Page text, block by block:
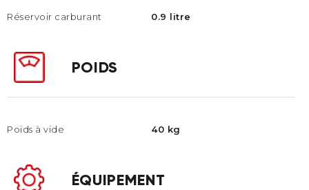
Réservoir carburant​ 0.9 litre
POIDS
Poids à vide 40 kg
ÉQUIPEMENT